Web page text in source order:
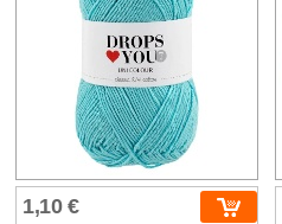
1,10 €